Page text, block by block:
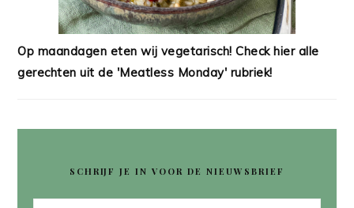
Op maandagen eten wij vegetarisch! Check hier alle
gerechten uit de 'Meatless Monday' rubriek!
SCHRIJF JE IN VOOR DE NIEUWSBRIEF